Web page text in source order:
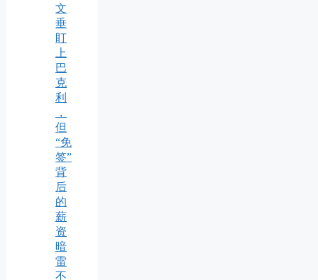
文
垂
盯
上
巴
克
利
，
但
“免
签”
背
后
的
薪
资
暗
雷
不